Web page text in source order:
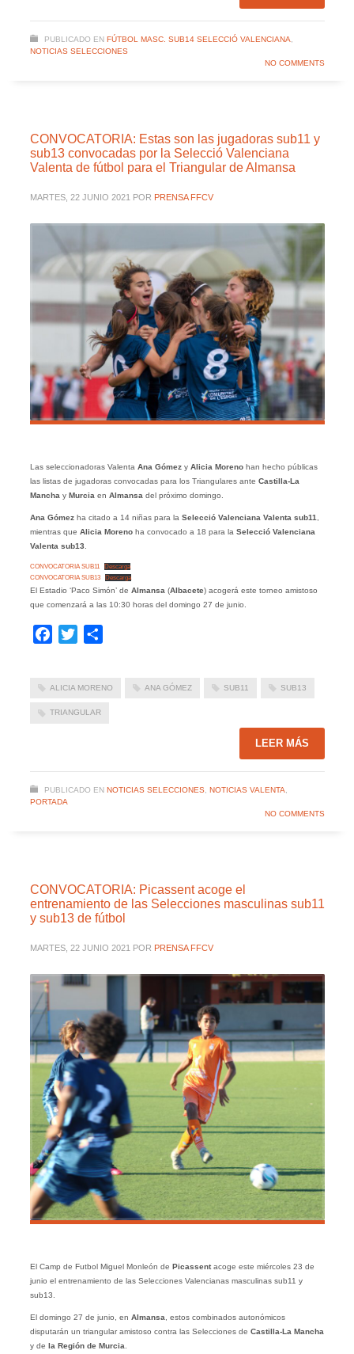
PUBLICADO EN FÚTBOL MASC. SUB14 SELECCIÓ VALENCIANA,
NOTICIAS SELECCIONES
NO COMMENTS
CONVOCATORIA: Estas son las jugadoras sub11 y
sub13 convocadas por la Selecció Valenciana
Valenta de fútbol para el Triangular de Almansa
MARTES, 22 JUNIO 2021 POR PRENSA FFCV
Las seleccionadoras Valenta Ana Gómezy Alicia Morenohan hecho públicas
las listas de jugadoras convocadas para los Triangulares ante Castilla-La
Mancha y Murcia en Almansa del próximo domingo.
Ana Gómezha citado a 14 niñas para la Selecció Valenciana Valenta sub11
mientras que Alicia Morenoha convocado a 18 para la Selecció Valenciana
Valenta sub13
CONVOCATORIA SUB11
Descarga
CONVOCATORIA SUB13
Descarga
El Estadio ‘Paco Simón’ de Almansa (Albacete) acogerá este torneo amistoso
que comenzará a las 10:30 horas del domingo 27 de junio.
Facebook
Twitter
ALICIA MORENO ANA GÓMEZ SUB11 SUB13
TRIANGULAR
LEER MÁS
PUBLICADO EN NOTICIAS SELECCIONES, NOTICIAS VALENTA
PORTADA
NO COMMENTS
CONVOCATORIA: Picassent acoge el
entrenamiento de las Selecciones masculinas sub11
y sub13 de fútbol
MARTES, 22 JUNIO 2021 POR PRENSA FFCV
El Camp de Futbol Miguel Monleón de Picassentacoge este miércoles 23 de
junio el entrenamiento de las Selecciones Valencianas masculinas sub11 y
sub13.
El domingo 27 de junio, en Almansa , estos combinados autonómicos
disputarán un triangular amistoso contra las Selecciones de Castilla-La Mancha
y de la Región de Murcia